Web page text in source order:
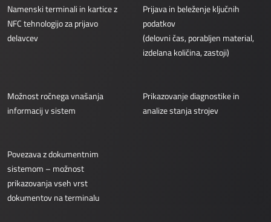
Namenski terminali in kartice z
NFC tehnologijo za prijavo
delavcev
Prijava in beleženje ključnih
podatkov
(delovni čas, porabljen material,
izdelana količina, zastoji)
Možnost ročnega vnašanja
informacij v sistem
Prikazovanje diagnostike in
analize stanja strojev
Povezava z dokumentnim
sistemom – možnost
prikazovanja vseh vrst
dokumentov na terminalu